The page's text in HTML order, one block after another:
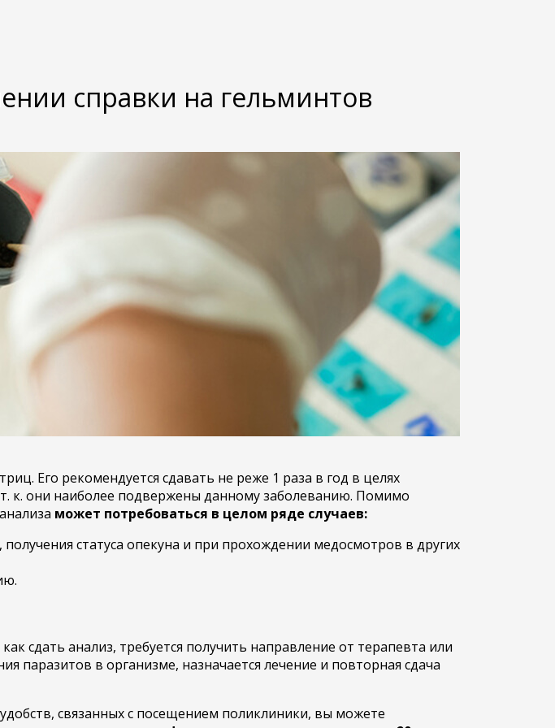
справки на гельминтов
Его рекомендуется сдавать не реже 1 раза в год в целях
к. они наиболее подвержены данному заболеванию. Помимо
может потребоваться в целом ряде случаев:
статуса опекуна и при прохождении медосмотров в других
сдать анализ, требуется получить направление от терапевта или
паразитов в организме, назначается лечение и повторная сдача
связанных с посещением поликлиники, вы можете